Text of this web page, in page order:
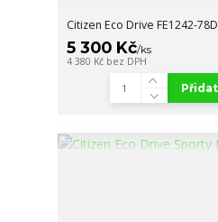
Citizen Eco Drive FE1242-78D
5 300 Kč/ks
4 380 Kč bez DPH